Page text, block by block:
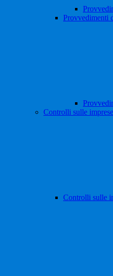
Provvedimenti
Controlli sulle imprese
Controlli sulle